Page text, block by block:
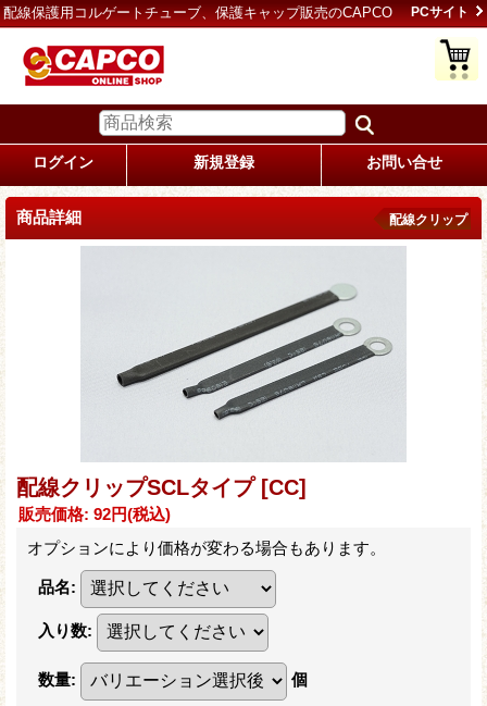
配線保護用コルゲートチューブ、保護キャップ販売のCAPCO PCサイト
ログイン 新規登録 お問い合せ
商品詳細 配線クリップ
配線クリップSCLタイプ [CC]
販売価格: 92円(税込)
オプションにより価格が変わる場合もあります。
品名:
入り数:
数量: 個